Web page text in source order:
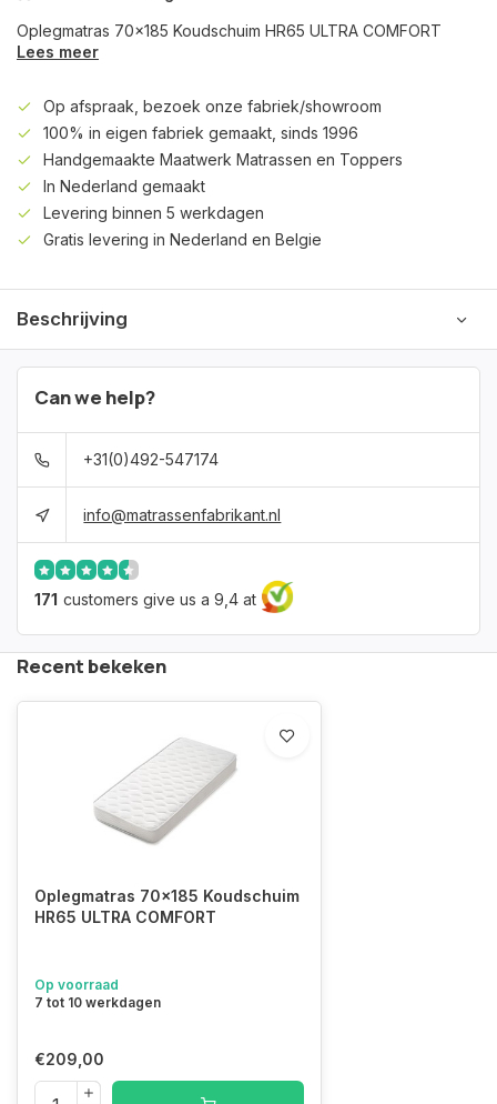
Oplegmatras 70x185 Koudschuim HR65 ULTRA COMFORT
Lees meer
Op afspraak, bezoek onze fabriek/showroom
100% in eigen fabriek gemaakt, sinds 1996
Handgemaakte Maatwerk Matrassen en Toppers
In Nederland gemaakt
Levering binnen 5 werkdagen
Gratis levering in Nederland en Belgie
Beschrijving
Can we help?
+31(0)492-547174
info@matrassenfabrikant.nl
171 customers give us a 9,4 at
Recent bekeken
Oplegmatras 70x185 Koudschuim
HR65 ULTRA COMFORT
Op voorraad
7 tot 10 werkdagen
€209,00